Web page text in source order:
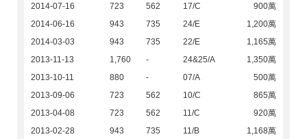
2014-07-16
723 562 17/C
900萬
2014-06-16
943 735 24/E
1,200萬
2014-03-03
943 735 22/E
1,165萬
2013-11-13
1,760 - 24&25/A
1,350萬
2013-10-11
880 - 07/A
500萬
2013-09-06
723 562 10/C
865萬
2013-04-08
723 562 11/C
920萬
2013-02-28
943 735 11/B
1,168萬